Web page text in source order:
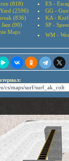
(818)
ES -
(2596)
GG -
(836)
KA -
Jam (90)
SP -
Maps
WM -